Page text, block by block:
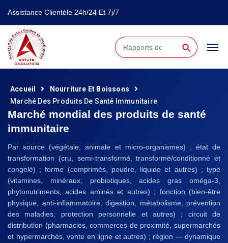
Assistance Clientèle 24h/24 Et 7j/7
⚲
Accueil
Nourriture Et Boissons
Marché Des Produits De Santé Immunitaire
Marché mondial des produits de santé
immunitaire
Par source (végétale, animale et micro-organismes) ; état de
transformation (cru, semi-transformé, transformé/conditionné et
congelé) ; forme (comprimés, poudre, liquide et autres) ; type
(vitamines, minéraux, probiotiques, acides gras oméga-3,
phytonutriments, acides aminés et autres) ; fonction (bien-être
physique, anti-inflammatoire, digestion, métabolisme, prévention
des maladies, protection personnelle et autres) ; circuit de
distribution (pharmacies, commerces de proximité, supermarchés
et hypermarchés, vente en ligne et autres) ; région — dynamique